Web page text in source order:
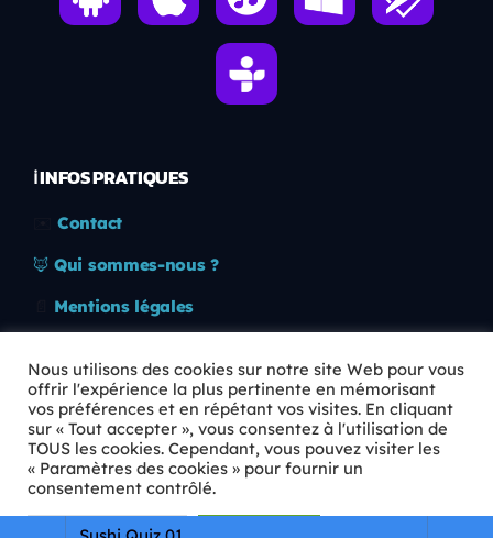
ℹ️ INFOS PRATIQUES
Contact
🦊 Qui sommes-nous ?
Mentions légales
🛡️ RGPD
Copyright © 2026 Animkids. Tous droits réservés.
Nous utilisons des cookies sur notre site Web pour vous
offrir l'expérience la plus pertinente en mémorisant
vos préférences et en répétant vos visites. En cliquant
sur « Tout accepter », vous consentez à l'utilisation de
TOUS les cookies. Cependant, vous pouvez visiter les
« Paramètres des cookies » pour fournir un
consentement contrôlé.
Paramètres Cookie